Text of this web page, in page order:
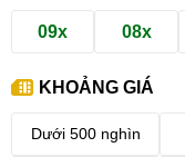
09x 08x
KHOẢNG GIÁ
Dưới 500 nghìn